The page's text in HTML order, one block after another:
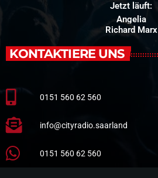
Jetzt läuft:
Angelia
Richard Marx
KONTAKTIERE UNS
0151 560 62 560
info@cityradio.saarland
0151 560 62 560